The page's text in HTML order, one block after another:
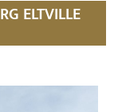
ELTVILLE